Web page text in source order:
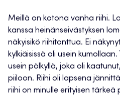
Meillä on kotona vanha riihi.
kanssa heinänseivästyksen
näkyisikö riihitonttua. Ei
kylkiäisissä oli usein
usein pölkyllä, joka oli
piiloon. Riihi oli lapsena
riihi on minulle erityisen tärkeä